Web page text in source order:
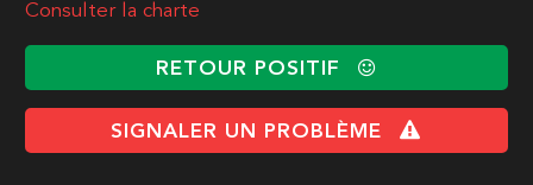
Consulter la charte
RETOUR POSITIF
SIGNALER UN PROBLÈME